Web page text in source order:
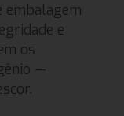
embalagem
e
os
—